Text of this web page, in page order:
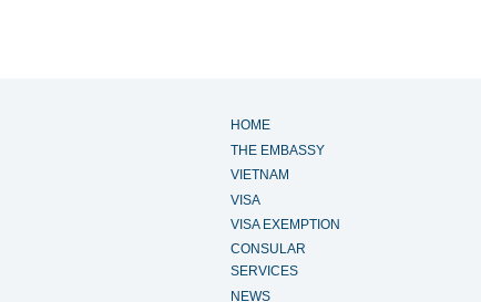
HOME
THE EMBASSY
VIETNAM
VISA
VISA EXEMPTION
CONSULAR
SERVICES
NEWS